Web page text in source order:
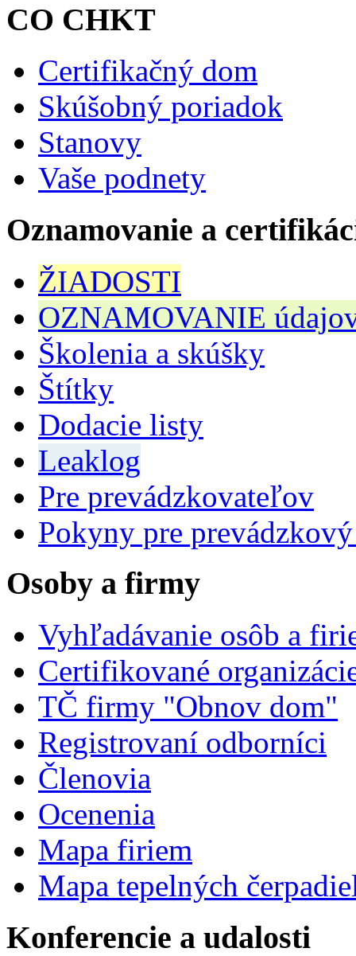
CO CHKT
Certifikačný dom
Skúšobný poriadok
Stanovy
Vaše podnety
Oznamovanie a
ŽIADOSTI
OZNAMOVANIE
Školenia a skúšky
Štítky
Dodacie listy
Leaklog
Pre prevádzkovateľov
Pokyny pre
Osoby a firmy
Vyhľadávanie osôb a
Certifikované
TČ firmy "Obnov dom"
Registrovaní odborníci
Členovia
Ocenenia
Mapa firiem
Mapa tepelných
Konferencie a udalosti